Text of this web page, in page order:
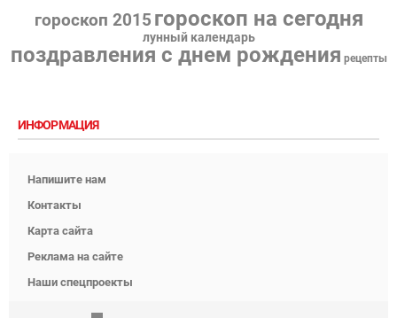
гороскоп 2015 гороскоп на сегодня
лунный календарь
поздравления с днем рождения рецепты
ИНФОРМАЦИЯ
Напишите нам
Контакты
Карта сайта
Реклама на сайте
Наши спецпроекты